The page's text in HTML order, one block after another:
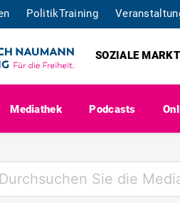
PolitikTraining
SOZIALE
Mediathek Podcasts